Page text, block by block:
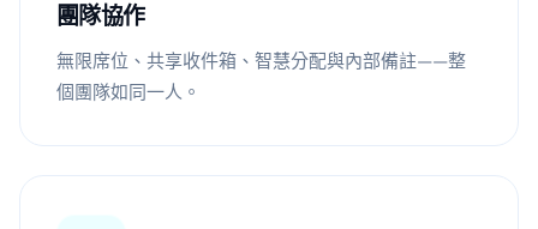
團隊協作
無限席位、共享收件箱、智慧分配與內部備註——整
個團隊如同一人。